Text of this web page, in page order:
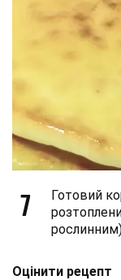
7
Готовий
Оцінити рецепт